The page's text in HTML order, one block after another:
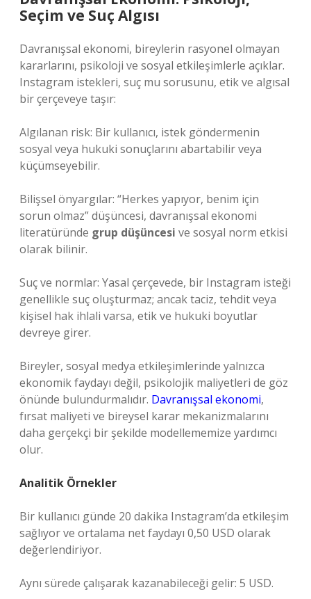
Seçim ve Suç Algısı
Davranışsal ekonomi, bireylerin rasyonel olmayan
kararlarını, psikoloji ve sosyal etkileşimlerle açıklar.
Instagram istekleri, suç mu sorusunu, etik ve algısal
bir çerçeveye taşır:
Algılanan risk: Bir kullanıcı, istek göndermenin
sosyal veya hukuki sonuçlarını abartabilir veya
küçümseyebilir.
Bilişsel önyargılar: “Herkes yapıyor, benim için
sorun olmaz” düşüncesi, davranışsal ekonomi
literatüründe grup düşüncesi ve sosyal norm etkisi
olarak bilinir.
Suç ve normlar: Yasal çerçevede, bir Instagram isteği
genellikle suç oluşturmaz; ancak taciz, tehdit veya
kişisel hak ihlali varsa, etik ve hukuki boyutlar
devreye girer.
Bireyler, sosyal medya etkileşimlerinde yalnızca
ekonomik faydayı değil, psikolojik maliyetleri de göz
önünde bulundurmalıdır. Davranışsal ekonomi,
fırsat maliyeti ve bireysel karar mekanizmalarını
daha gerçekçi bir şekilde modellememize yardımcı
olur.
Analitik Örnekler
Bir kullanıcı günde 20 dakika Instagram’da etkileşim
sağlıyor ve ortalama net faydayı 0,50 USD olarak
değerlendiriyor.
Aynı sürede çalışarak kazanabileceği gelir: 5 USD.